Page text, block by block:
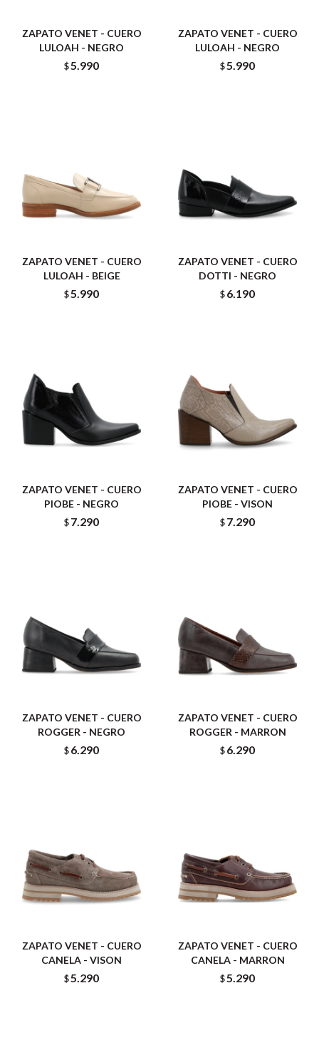
ZAPATO VENET - CUERO
LULOAH - NEGRO
$5.990
ZAPATO VENET - CUERO
LULOAH - NEGRO
$5.990
ZAPATO VENET - CUERO
LULOAH - BEIGE
$5.990
ZAPATO VENET - CUERO
DOTTI - NEGRO
$6.190
ZAPATO VENET - CUERO
PIOBE - NEGRO
$7.290
ZAPATO VENET - CUERO
PIOBE - VISON
$7.290
ZAPATO VENET - CUERO
ROGGER - NEGRO
$6.290
ZAPATO VENET - CUERO
ROGGER - MARRON
$6.290
ZAPATO VENET - CUERO
CANELA - VISON
$5.290
ZAPATO VENET - CUERO
CANELA - MARRON
$5.290